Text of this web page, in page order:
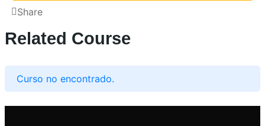
Share
Related Course
Curso no encontrado.